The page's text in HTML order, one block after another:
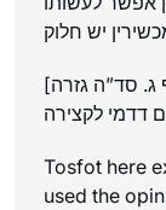
יש חלוק
ג. סד”ה גזרה]
Tosfot here
used the